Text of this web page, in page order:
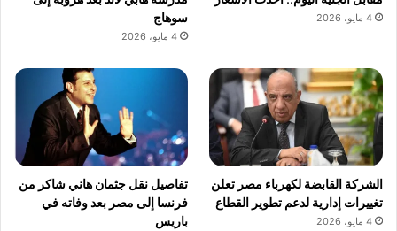
4 مايو، 2026
سوهاج
4 مايو، 2026
الشركة القابضة لكهرباء مصر تعلن
تغييرات إدارية لدعم تطوير القطاع
4 مايو، 2026
تفاصيل نقل جثمان هاني شاكر من
فرنسا إلى مصر بعد وفاته في
باريس